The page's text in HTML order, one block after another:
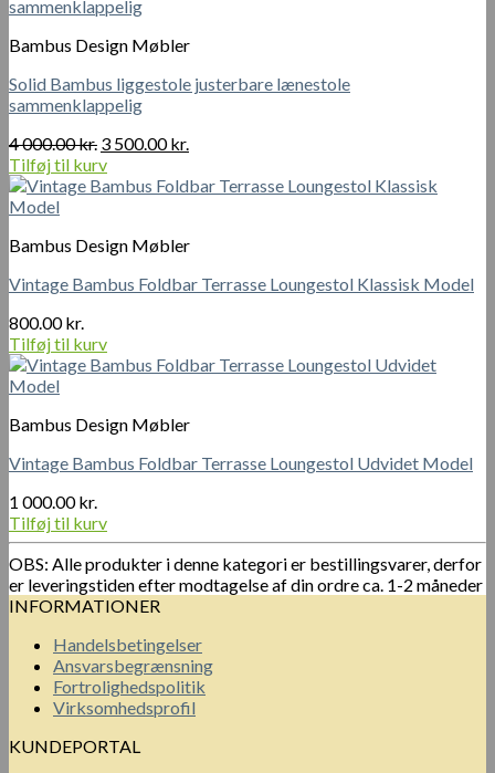
Bambus Design Møbler
Solid Bambus liggestole justerbare lænestole
sammenklappelig
4 000.00kr. Den
oprindelige
pris
000.00 kr..
3 500.00kr.
pris
500.00 kr..
Tilføj til kurv
Bambus Design Møbler
Vintage Bambus Foldbar Terrasse Loungestol Klassisk Model
800.00kr.
Tilføj til kurv
Bambus Design Møbler
Vintage Bambus Foldbar Terrasse Loungestol Udvidet Model
1 000.00kr.
Tilføj til kurv
OBS: Alle produkter i denne kategori er bestillingsvarer, derfor
er leveringstiden efter modtagelse af din ordre ca. 1-2 måneder
INFORMATIONER
Handelsbetingelser
Ansvarsbegrænsning
Fortrolighedspolitik
Virksomhedsprofil
KUNDEPORTAL